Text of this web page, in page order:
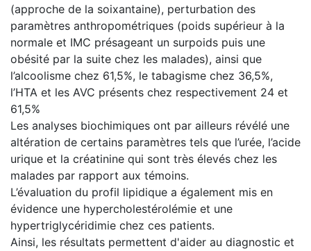
(approche de la soixantaine), perturbation des
paramètres anthropométriques (poids supérieur à la
normale et IMC présageant un surpoids puis une
obésité par la suite chez les malades), ainsi que
l’alcoolisme chez 61,5%, le tabagisme chez 36,5%,
l’HTA et les AVC présents chez respectivement 24 et
61,5%
Les analyses biochimiques ont par ailleurs révélé une
altération de certains paramètres tels que l’urée, l’acide
urique et la créatinine qui sont très élevés chez les
malades par rapport aux témoins.
L’évaluation du profil lipidique a également mis en
évidence une hypercholestérolémie et une
hypertriglycéridimie chez ces patients.
Ainsi, les résultats permettent d'aider au diagnostic et